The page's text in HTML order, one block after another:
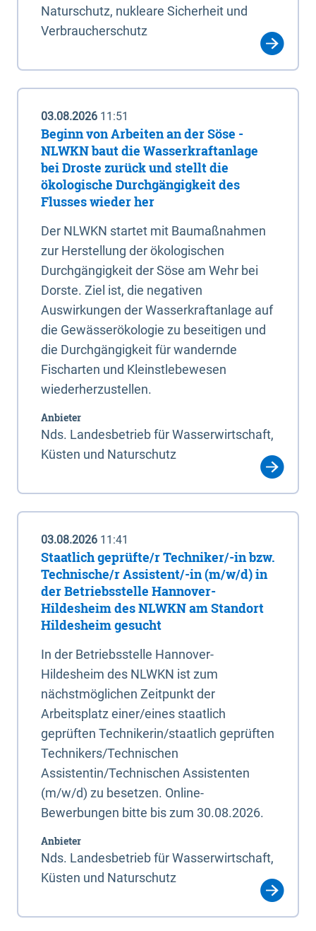
Naturschutz, nukleare Sicherheit und
Verbraucherschutz
03.08.2026 11:51
Beginn von Arbeiten an der Söse -
NLWKN baut die Wasserkraftanlage
bei Droste zurück und stellt die
ökologische Durchgängigkeit des
Flusses wieder her
Der NLWKN startet mit Baumaßnahmen
zur Herstellung der ökologischen
Durchgängigkeit der Söse am Wehr bei
Dorste. Ziel ist, die negativen
Auswirkungen der Wasserkraftanlage auf
die Gewässerökologie zu beseitigen und
die Durchgängigkeit für wandernde
Fischarten und Kleinstlebewesen
wiederherzustellen.
Anbieter
Nds. Landesbetrieb für Wasserwirtschaft,
Küsten und Naturschutz
03.08.2026 11:41
Staatlich geprüfte/r Techniker/-in bzw.
Technische/r Assistent/-in (m/w/d) in
der Betriebsstelle Hannover-
Hildesheim des NLWKN am Standort
Hildesheim gesucht
In der Betriebsstelle Hannover-
Hildesheim des NLWKN ist zum
nächstmöglichen Zeitpunkt der
Arbeitsplatz einer/eines staatlich
geprüften Technikerin/staatlich geprüften
Technikers/Technischen
Assistentin/Technischen Assistenten
(m/w/d) zu besetzen. Online-
Bewerbungen bitte bis zum 30.08.2026.
Anbieter
Nds. Landesbetrieb für Wasserwirtschaft,
Küsten und Naturschutz